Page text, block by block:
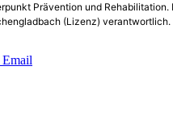
Prävention und
(Lizenz)
Email